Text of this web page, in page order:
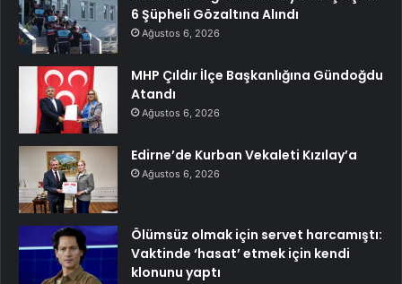
6 Şüpheli Gözaltına Alındı
Ağustos 6, 2026
MHP Çıldır İlçe Başkanlığına Gündoğdu
Atandı
Ağustos 6, 2026
Edirne’de Kurban Vekaleti Kızılay’a
Ağustos 6, 2026
Ölümsüz olmak için servet harcamıştı:
Vaktinde ‘hasat’ etmek için kendi
klonunu yaptı